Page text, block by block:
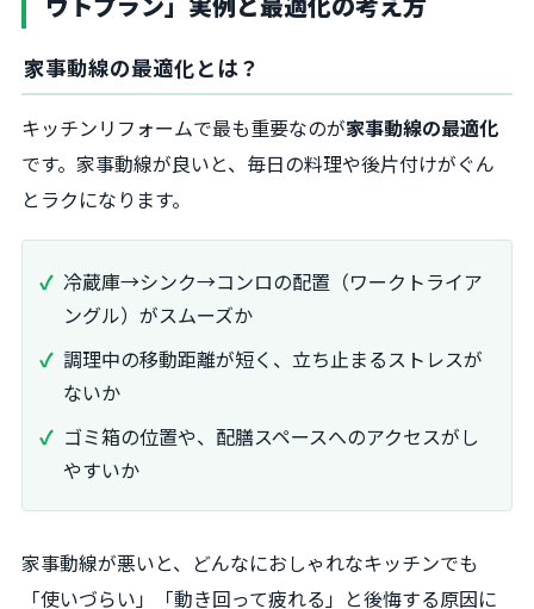
家事動線の最適化とは？
キッチンリフォームで最も重要なのが家事動線の最適化
です。家事動線が良いと、毎日の料理や後片付けがぐん
とラクになります。
冷蔵庫→シンク→コンロの配置（ワークトライア
ングル）がスムーズか
調理中の移動距離が短く、立ち止まるストレスが
ないか
ゴミ箱の位置や、配膳スペースへのアクセスがし
やすいか
家事動線が悪いと、どんなにおしゃれなキッチンでも
「使いづらい」「動き回って疲れる」と後悔する原因に